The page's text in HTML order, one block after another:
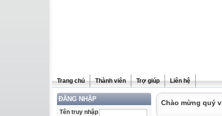
Trang chủ Thành viên Trợ giúp Liên hệ
ĐĂNG NHẬP
Tên truy nhập
Chào mừng quý